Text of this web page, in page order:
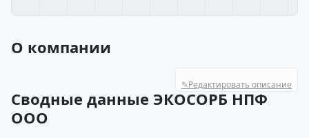
О компании
✎Редактировать описание
Сводные данные ЭКОСОРБ НПФ
ООО